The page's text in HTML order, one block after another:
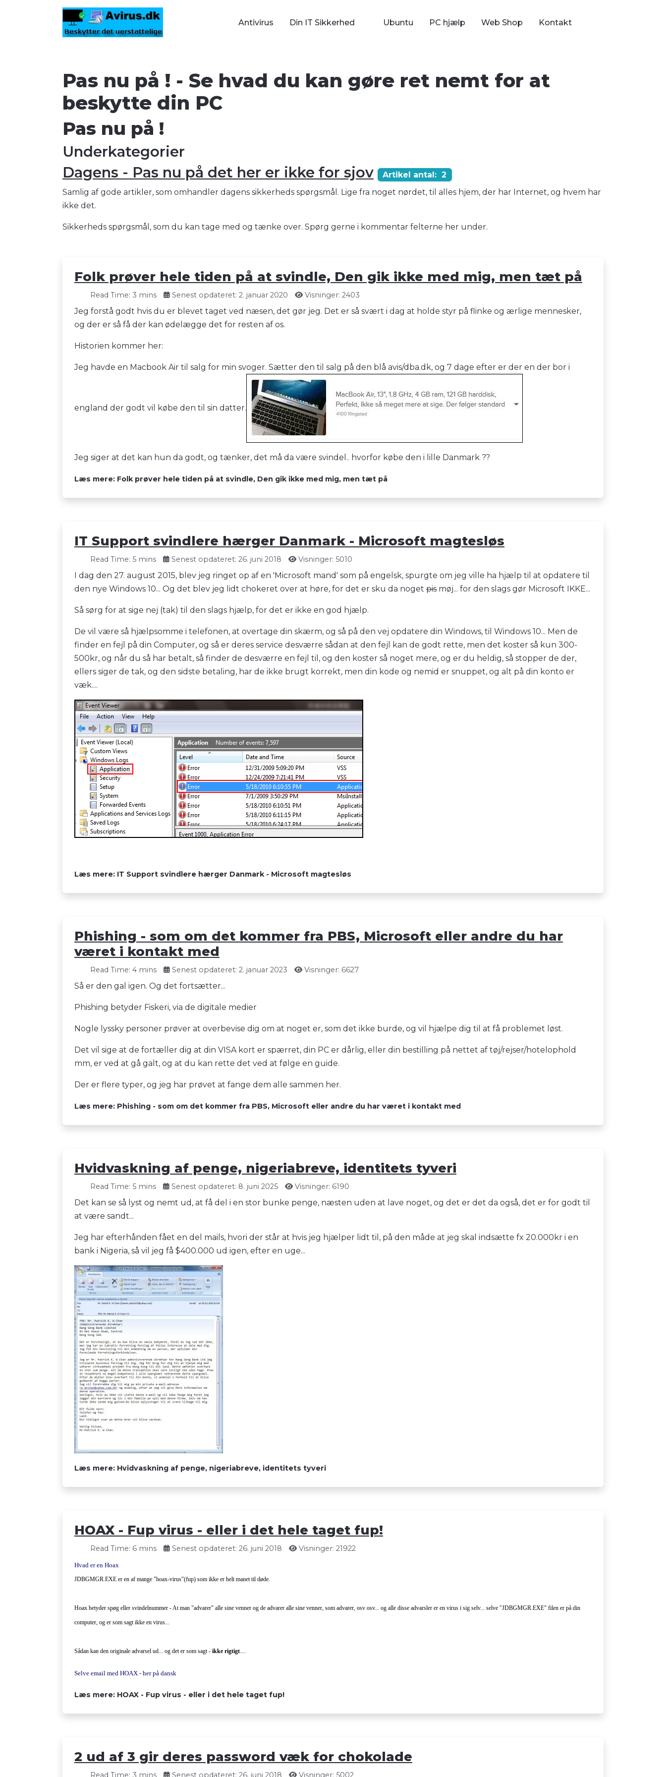
Antivirus Din IT Sikkerhed Ubuntu PC hjælp Web Shop Kontakt
Pas nu på ! - Se hvad du kan gøre ret nemt for at
beskytte din PC
Pas nu på !
Underkategorier
Dagens - Pas nu på det her er ikke for sjov
Artikel antal: 2
Samlig af gode artikler, som omhandler dagens sikkerheds spørgsmål. Lige fra noget nørdet, til alles hjem, der har Internet, og hvem har
ikke det.
Sikkerheds spørgsmål, som du kan tage med og tænke over. Spørg gerne i kommentar felterne her under.
Folk prøver hele tiden på at svindle, Den gik ikke med mig, men tæt på
Read Time: 3 mins Senest opdateret: 2. januar 2020 Visninger: 2403
Jeg forstå godt hvis du er blevet taget ved næsen, det gør jeg. Det er så svært i dag at holde styr på flinke og ærlige mennesker,
og der er så få der kan ødelægge det for resten af os.
Historien kommer her:
Jeg havde en Macbook Air til salg for min svoger. Sætter den til salg på den blå avis/dba.dk, og 7 dage efter er der en der bor i
england der godt vil købe den til sin datter.
Jeg siger at det kan hun da godt, og tænker, det må da være svindel.. hvorfor købe den i lille Danmark ??
Læs mere: Folk prøver hele tiden på at svindle, Den gik ikke med mig, men tæt på
IT Support svindlere hærger Danmark - Microsoft magtesløs
Read Time: 5 mins Senest opdateret: 26. juni 2018 Visninger: 5010
I dag den 27. august 2015, blev jeg ringet op af en 'Microsoft mand' som på engelsk, spurgte om jeg ville ha hjælp til at opdatere til
den nye Windows 10... Og det blev jeg lidt chokeret over at høre, for det er sku da noget pis møj... for den slags gør Microsoft IKKE...
Så sørg for at sige nej (tak) til den slags hjælp, for det er ikke en god hjælp.
De vil være så hjælpsomme i telefonen, at overtage din skærm, og så på den vej opdatere din Windows, til Windows 10... Men de
finder en fejl på din Computer, og så er deres service desværre sådan at den fejl kan de godt rette, men det koster så kun 300-
500kr, og når du så har betalt, så finder de desværre en fejl til, og den koster så noget mere, og er du heldig, så stopper de der,
ellers siger de tak, og den sidste betaling, har de ikke brugt korrekt, men din kode og nemid er snuppet, og alt på din konto er
væk....
Læs mere: IT Support svindlere hærger Danmark - Microsoft magtesløs
Phishing - som om det kommer fra PBS, Microsoft eller andre du har
været i kontakt med
Read Time: 4 mins Senest opdateret: 2. januar 2023 Visninger: 6627
Så er den gal igen. Og det fortsætter...
Phishing betyder Fiskeri, via de digitale medier
Nogle lyssky personer prøver at overbevise dig om at noget er, som det ikke burde, og vil hjælpe dig til at få problemet løst.
Det vil sige at de fortæller dig at din VISA kort er spærret, din PC er dårlig, eller din bestilling på nettet af tøj/rejser/hotelophold
mm, er ved at gå galt, og at du kan rette det ved at følge en guide.
Der er flere typer, og jeg har prøvet at fange dem alle sammen her.
Læs mere: Phishing - som om det kommer fra PBS, Microsoft eller andre du har været i kontakt med
Hvidvaskning af penge, nigeriabreve, identitets tyveri
Read Time: 5 mins Senest opdateret: 8. juni 2025 Visninger: 6190
Det kan se så lyst og nemt ud, at få del i en stor bunke penge, næsten uden at lave noget, og det er det da også, det er for godt til
at være sandt...
Jeg har efterhånden fået en del mails, hvori der står at hvis jeg hjælper lidt til, på den måde at jeg skal indsætte fx 20.000kr i en
bank i Nigeria, så vil jeg få $400.000 ud igen, efter en uge...
Læs mere: Hvidvaskning af penge, nigeriabreve, identitets tyveri
HOAX - Fup virus - eller i det hele taget fup!
Read Time: 6 mins Senest opdateret: 26. juni 2018 Visninger: 21922
Hvad er en Hoax
JDBGMGR.EXE er en af mange "hoax-virus"(fup) som ikke er helt manet til døde.
Hoax betyder spøg eller svindelnummer - At man "advarer" alle sine venner og de advarer alle sine venner, som advarer, osv osv... og alle disse advarsler er en virus i sig selv... selve "JDBGMGR.EXE" filen er på din
computer, og er som sagt ikke en virus...
Sådan kan den originale advarsel ud... og det er som sagt - ikke rigtigt
Selve email med HOAX - her på dansk
Læs mere: HOAX - Fup virus - eller i det hele taget fup!
2 ud af 3 gir deres password væk for chokolade
Read Time: 3 mins Senest opdateret: 26. juni 2018 Visninger: 5002